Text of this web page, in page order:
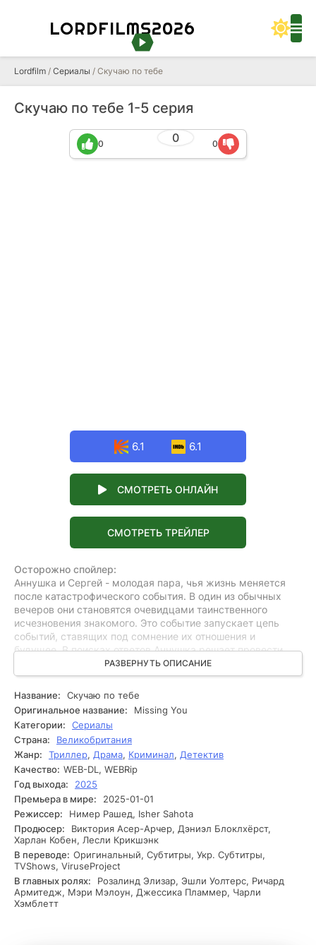
LORDFILMS2026
Lordfilm / Сериалы / Скучаю по тебе
Скучаю по тебе 1-5 серия
0
0 0
6.1 6.1
СМОТРЕТЬ ОНЛАЙН
СМОТРЕТЬ ТРЕЙЛЕР
Осторожно спойлер:
Аннушка и Сергей - молодая пара, чья жизнь меняется
после катастрофического события. В один из обычных
вечеров они становятся очевидцами таинственного
исчезновения знакомого. Это событие запускает цепь
событий, ставящих под сомнение их отношения и
будущее. В поисках ответов Аннушка решает провести
собственное расследование, стремясь выяснить, что
произошло, и насколько они доверяют друг другу.
Аннушка начинает опрашивать очевидцев и постепенно
сталкивается с мрачными тайнами общих знакомых. На
её пути возникают неожиданные препятствия: кто-то
пытается её запугать, а другие, похоже, что-то скрывают.
В процессе расследования она обнаруживает
удивительные факты о жизни своего знакомого, которые
ставят под сомнение всё, что она знала о нём. В самый
напряжённый момент, когда Аннушка близка к раскрытию
сути происходящего, она получает мистическое
сообщение, которое ставит под угрозу её личную
безопасность и заставляет задуматься о том, кому можно
доверять.
РАЗВЕРНУТЬ ОПИСАНИЕ
Название:
Скучаю по тебе
Оригинальное название:
Missing You
Категории:
Сериалы
Страна:
Великобритания
Жанр:
Триллер, Драма, Криминал, Детектив
Качество: WEB-DL, WEBRip
Год выхода:
2025
Премьера в мире:
2025-01-01
Режиссер:
Нимер Рашед, Isher Sahota
Продюсер:
Виктория Асер-Арчер, Дэниэл Блоклхёрст,
Харлан Кобен, Лесли Крикшэнк
В переводе: Оригинальный, Субтитры, Укр. Субтитры,
TVShows, ViruseProject
В главных ролях:
Розалинд Элизар, Эшли Уолтерс, Ричард
Армитедж, Мэри Мэлоун, Джессика Пламмер, Чарли
Хэмблетт